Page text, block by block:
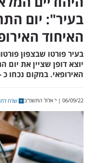
גדולה
המלאים
יום
האירופאי
שבצפון פורטוגל
שציין את יום
נכחו כ - 5000 יהודים
שלח לחבר